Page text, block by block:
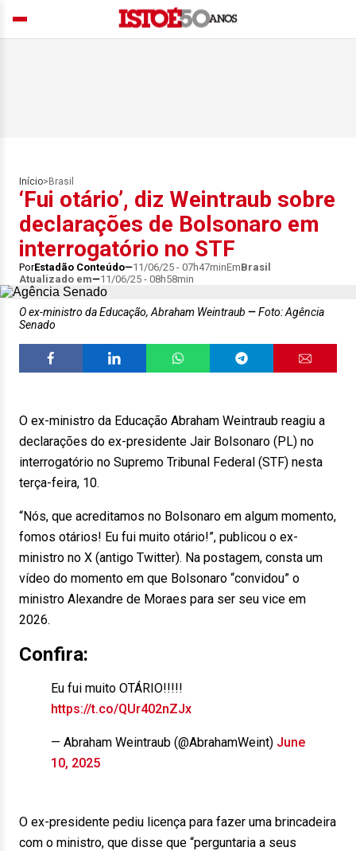
Início> Brasil
‘Fui otário’, diz Weintraub sobre
declarações de Bolsonaro em
interrogatório no STF
PorEstadão Conteúdo 11/06/25 - 07h47minEmBrasil
Atualizado em
11/06/25 - 08h58min
O ex-ministro da Educação, Abraham Weintraub
Foto: Agência
Senado
O ex-ministro da Educação Abraham Weintraub reagiu a
declarações do ex-presidente Jair Bolsonaro (PL) no
interrogatório no Supremo Tribunal Federal (STF) nesta
terça-feira, 10.
“Nós, que acreditamos no Bolsonaro em algum momento,
fomos otários! Eu fui muito otário!”, publicou o ex-
ministro no X (antigo Twitter). Na postagem, consta um
vídeo do momento em que Bolsonaro “convidou” o
ministro Alexandre de Moraes para ser seu vice em
2026.
Confira:
Eu fui muito OTÁRIO!!!!!
https://t.co/QUr402nZJx
— Abraham Weintraub (@AbrahamWeint) June
10, 2025
O ex-presidente pediu licença para fazer uma brincadeira
com o ministro, que disse que “perguntaria a seus